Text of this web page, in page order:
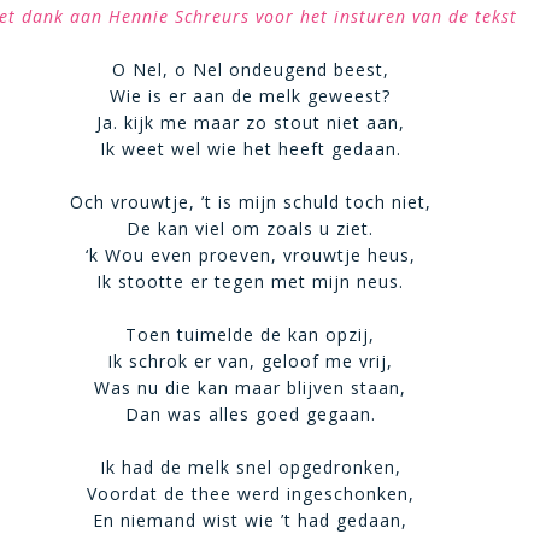
dank aan Hennie Schreurs voor het insturen van de tekst
O Nel, o Nel ondeugend beest,
Wie is er aan de melk geweest?
Ja. kijk me maar zo stout niet aan,
Ik weet wel wie het heeft gedaan.
Och vrouwtje, ’t is mijn schuld toch niet,
De kan viel om zoals u ziet.
‘k Wou even proeven, vrouwtje heus,
Ik stootte er tegen met mijn neus.
Toen tuimelde de kan opzij,
Ik schrok er van, geloof me vrij,
Was nu die kan maar blijven staan,
Dan was alles goed gegaan.
Ik had de melk snel opgedronken,
Voordat de thee werd ingeschonken,
En niemand wist wie ’t had gedaan,